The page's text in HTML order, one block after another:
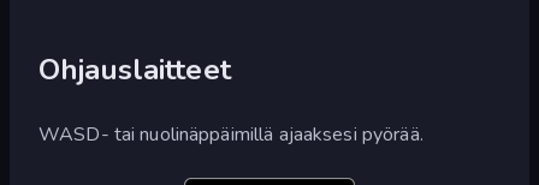
Ohjauslaitteet
WASD- tai nuolinäppäimillä ajaaksesi pyörää.